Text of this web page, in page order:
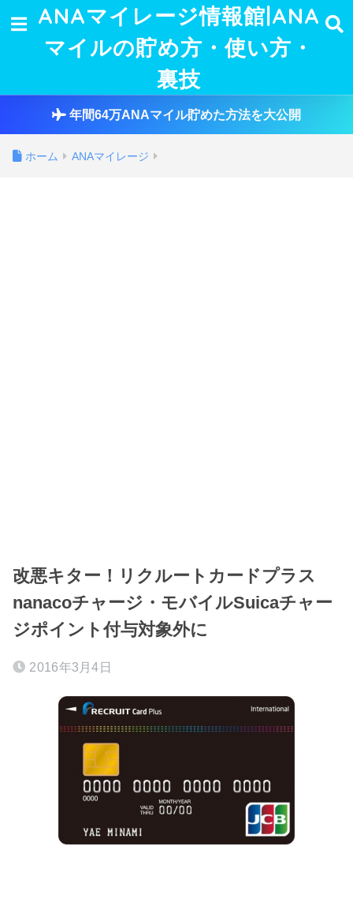
ANAマイレージ情報館|ANA
マイルの貯め方・使い方・
裏技
年間64万ANAマイル貯めた方法を大公開
ホーム ANAマイレージ
改悪キター！リクルートカードプラス
nanacoチャージ・モバイルSuicaチャー
ジポイント付与対象外に
2016年3月4日